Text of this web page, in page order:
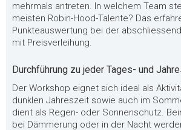
mehrmals antreten. In welchem Team
meisten Robin-Hood-Talente? Das
Punkteauswertung bei der
mit Preisverleihung.
Durchführung zu jeder Tages- und
Der Workshop eignet sich ideal als
dunklen Jahreszeit sowie auch im
dient als Regen- oder Sonnenschutz.
bei Dämmerung oder in der Nacht